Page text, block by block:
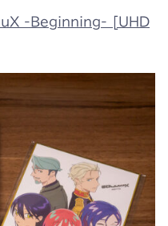
-Beginning- [UHD